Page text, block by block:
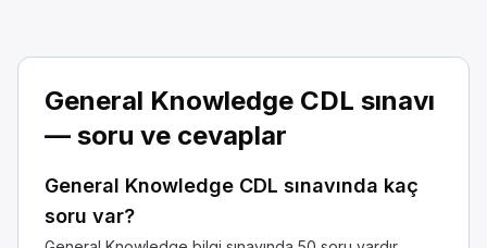
Trafik akış hızından çok daha düşük bir hızda katılın.
Sinyal vermeden katılın.
Yola çıkarken, aynalarınızı kontrol ederek aracınız için
Sürücü kapısının cebinde.
Güneş siperliğine takılı.
General Knowledge CDL sınavı
— soru ve cevaplar
General Knowledge CDL sınavında kaç
soru var?